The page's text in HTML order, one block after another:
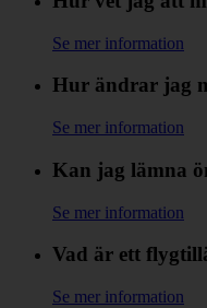
Se mer information
Hur ändrar jag
Se mer information
Kan jag lämna
Se mer information
Vad är ett
Se mer information